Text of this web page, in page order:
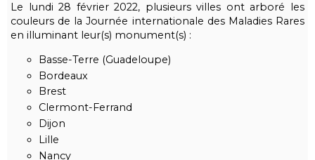
Le lundi 28 février 2022, plusieurs villes ont arboré les
couleurs de la Journée internationale des Maladies Rares
en illuminant leur(s) monument(s) :
Basse-Terre (Guadeloupe)
Bordeaux
Brest
Clermont-Ferrand
Dijon
Lille
Nancy